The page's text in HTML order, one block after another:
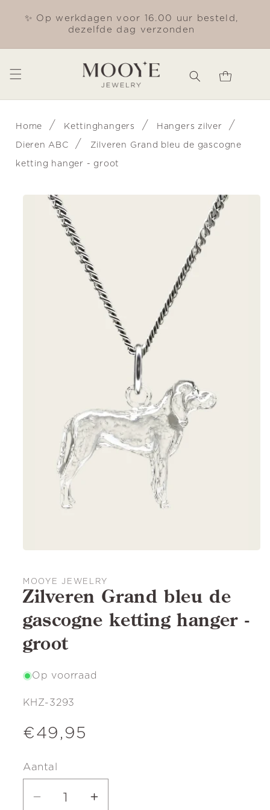
naar de
✨ Op werkdagen voor 16.00 uur besteld,
dezelfde dag verzonden
Winkelwagen
Home / Kettinghangers / Hangers zilver /
Dieren ABC / Zilveren Grand bleu de gascogne
ketting hanger - groot
Ga direct naar
productinformatie
MOOYE JEWELRY
Zilveren Grand bleu de
gascogne ketting hanger -
groot
Op voorraad
SKU:
KHZ-3293
Normale
€49,95
Aantal
Aantal
Aantal